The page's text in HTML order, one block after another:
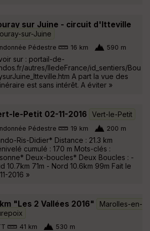
sur Juine - circuit d'Itteville
sur-Juine
Pédestre 16 km 590 m
sur : portail-de-
autres/IledeFrance/id_sentiers/Bou
A part la vue des
est sans intérêt. A éviter »
le-Petit 02-11-2016 Vert-le-Petit
Pédestre 19 km 200 m
Ris-Didier* Distance : 21.3 km
cumulé : 170 m Mots-clés :
Deux-boucles* Deux Boucles : -
10.7km 71m - Nord 10.6km 99m Fait le
2016 »
"Les 2 Vallées 2016"
Marolles-en-
41 km 530 m